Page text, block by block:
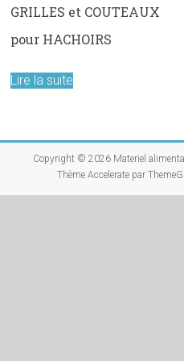
GRILLES et COUTEAUX
pour HACHOIRS
Lire la suite
Copyright © 2026 Materiel
Thème Acceleratepar